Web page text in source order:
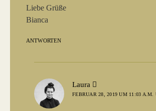
Liebe Grüße
Bianca
ANTWORTEN
Laura
FEBRUAR 28, 2019 UM 11:03 A.M.